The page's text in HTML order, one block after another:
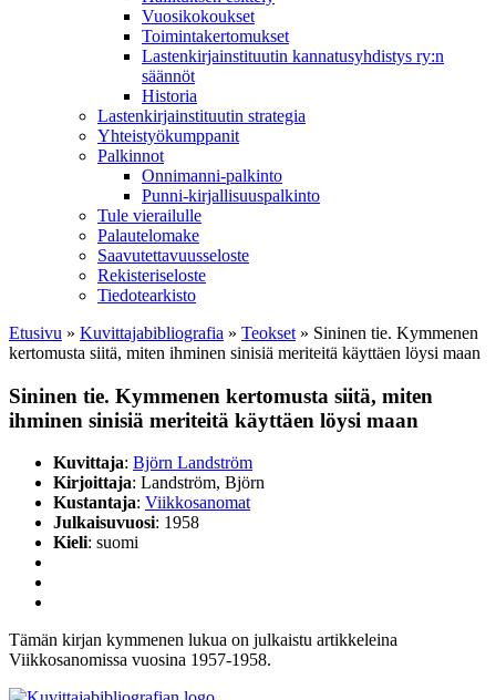
Vuosikokoukset
Toimintakertomukset
Lastenkirjainstituutin kannatusyhdistys ry:n
säännöt
Historia
Lastenkirjainstituutin strategia
Yhteistyökumppanit
Palkinnot
Onnimanni-palkinto
Punni-kirjallisuuspalkinto
Tule vierailulle
Palautelomake
Saavutettavuusseloste
Rekisteriseloste
Tiedotearkisto
Etusivu » Kuvittaja­bibliografia » Teokset » Sininen tie. Kymmenen
kertomusta siitä, miten ihminen sinisiä meriteitä käyttäen löysi maan
Sininen tie. Kymmenen kertomusta siitä, miten
ihminen sinisiä meriteitä käyttäen löysi maan
Kuvittaja: Björn Landström
Kirjoittaja: Landström, Björn
Kustantaja: Viikkosanomat
Julkaisuvuosi: 1958
Kieli: suomi
Tämän kirjan kymmenen lukua on julkaistu artikkeleina
Viikkosanomissa vuosina 1957-1958.